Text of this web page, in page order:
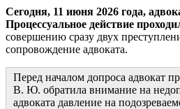
Сегодня, 11 июня 2026 года,
Процессуальное действие
совершению сразу двух
сопровождение адвоката.
Перед началом допроса адвокат
В. Ю. обратила внимание на
адвоката давление на